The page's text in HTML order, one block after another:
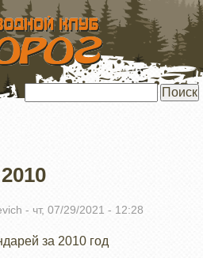
- чт, 07/29/2021 - 12:28
за 2010 год